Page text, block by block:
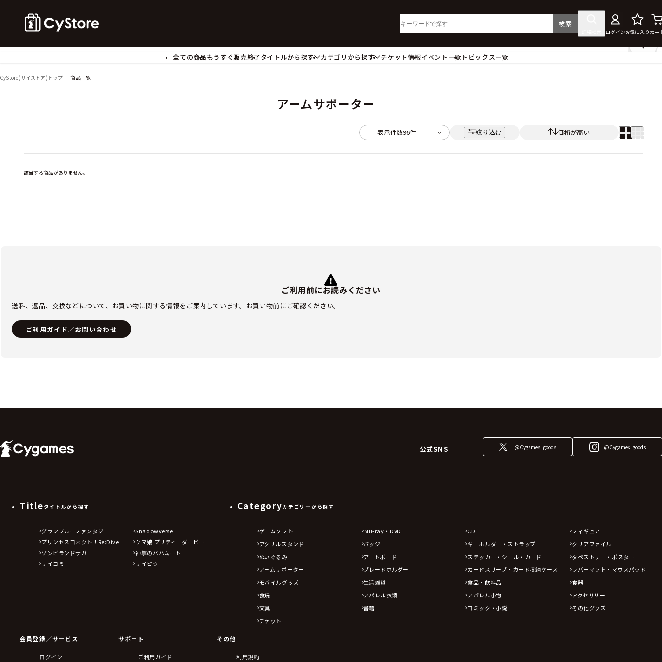
検索
ログインお気に入り カー
全ての商品もうすぐ販売終了タイトルから探す
カテゴリから探す
アクリルスタンド
カードスリーブ・カード収納ケース
アパレル小物
アクセサリー
チケット情報イベント一覧 トピックス一覧
CyStore(サイストア)トップ 商品一覧
アームサポーター
表示件数96件 絞り込む 価格が高い
該当する商品がありません。
ご利用前にお読みください
送料、返品、交換などについて、お買い物に関する情報をご案内しています。お買い物前にご確認ください。
ご利用ガイド／お問い合わせ
公式SNS @Cygames_goods @Cygames_goods
Title タイトルから探す
グランブルーファンタジー
Shadowverse
プリンセスコネクト！Re:Dive
ウマ娘 プリティーダービー
ゾンビランドサガ
神撃のバハムート
サイコミ
サイピク
Categoryカテゴリーから探す
ゲームソフト Blu-ray・DVD CD
フィギュア
アクリルスタンド
バッジ キーホルダー・ストラップ
クリアファイル
ぬいぐるみ
アートボード ステッカー・シール・カード
タペストリー・ポスター
アームサポーター
ブレードホルダー カードスリーブ・カード収納ケース
ラバーマット・マウスパッド
モバイルグッズ
生活雑貨 食品・飲料品
食器
食玩
アパレル衣類 アパレル小物
アクセサリー
文具
書籍 コミック・小説
その他グッズ
チケット
会員登録／サービス
ログイン
サポート
ご利用ガイド
その他
利用規約